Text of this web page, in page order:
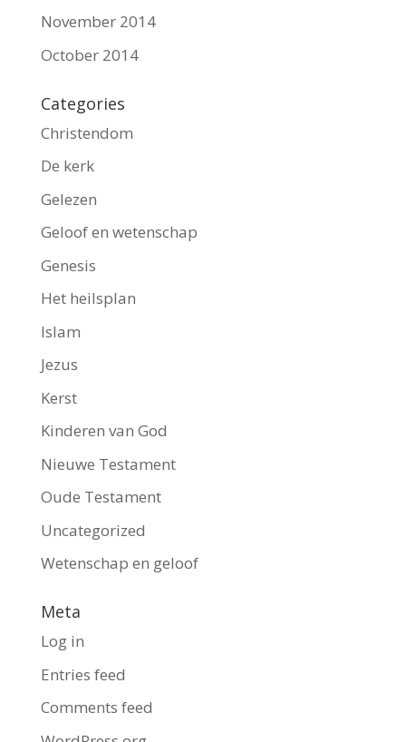
November 2014
October 2014
Categories
Christendom
De kerk
Gelezen
Geloof en wetenschap
Genesis
Het heilsplan
Islam
Jezus
Kerst
Kinderen van God
Nieuwe Testament
Oude Testament
Uncategorized
Wetenschap en geloof
Meta
Log in
Entries feed
Comments feed